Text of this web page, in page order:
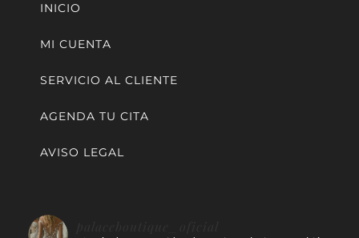
INICIO
MI CUENTA
SERVICIO AL CLIENTE
AGENDA TU CITA
AVISO LEGAL